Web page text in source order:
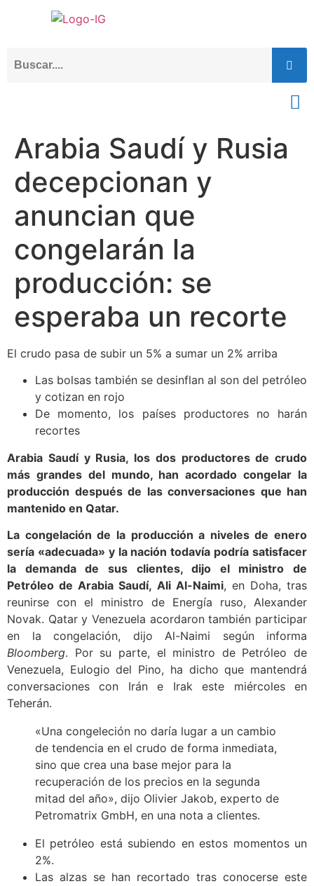
Arabia Saudí y Rusia
decepcionan y
anuncian que
congelarán la
producción: se
esperaba un recorte
El crudo pasa de subir un 5% a sumar un 2% arriba
Las bolsas también se desinflan al son del petróleo
y cotizan en rojo
De momento, los países productores no harán
recortes
Arabia Saudí y Rusia, los dos productores de crudo
más grandes del mundo, han acordado congelar la
producción después de las conversaciones que han
mantenido en Qatar.
La congelación de la producción a niveles de enero
sería «adecuada» y la nación todavía podría satisfacer
la demanda de sus clientes, dijo el ministro de
Petróleo de Arabia Saudí, Ali Al-Naimi, en Doha, tras
reunirse con el ministro de Energía ruso, Alexander
Novak. Qatar y Venezuela acordaron también participar
en la congelación, dijo Al-Naimi según informa
Bloomberg. Por su parte, el ministro de Petróleo de
Venezuela, Eulogio del Pino, ha dicho que mantendrá
conversaciones con Irán e Irak este miércoles en
Teherán.
«Una congeleción no daría lugar a un cambio
de tendencia en el crudo de forma inmediata,
sino que crea una base mejor para la
recuperación de los precios en la segunda
mitad del año», dijo Olivier Jakob, experto de
Petromatrix GmbH, en una nota a clientes.
El petróleo está subiendo en estos momentos un
2%.
Las alzas se han recortado tras conocerse este